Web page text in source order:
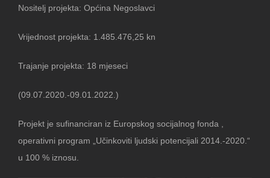
Nositelj projekta: Općina Negoslavci
Vrijednost projekta: 1.485.476,25 kn
Trajanje projekta: 18 mjeseci
(09.07.2020.-09.01.2022.)
Projekt je sufinanciran iz Europskog socijalnog fonda ,
operativni program „Učinkoviti ljudski potencijali 2014.-2020.“
u 100 % iznosu.